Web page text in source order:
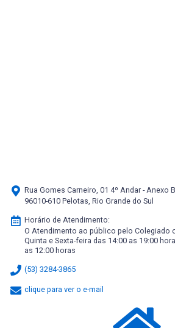
Rua Gomes Carneiro, 01 4º Andar - Anexo B
96010-610 Pelotas, Rio Grande do Sul
Horário de Atendimento:
O Atendimento ao público pelo Colegiado
Quinta e Sexta-feira das 14:00 as 19:00
as 12:00 horas
(53) 3284-3865
clique para ver o e-mail